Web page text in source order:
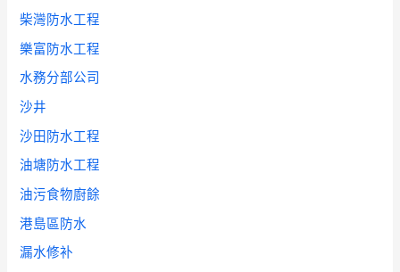
柴灣防水工程
樂富防水工程
水務分部公司
沙井
沙田防水工程
油塘防水工程
油污食物廚餘
港島區防水
漏水修补